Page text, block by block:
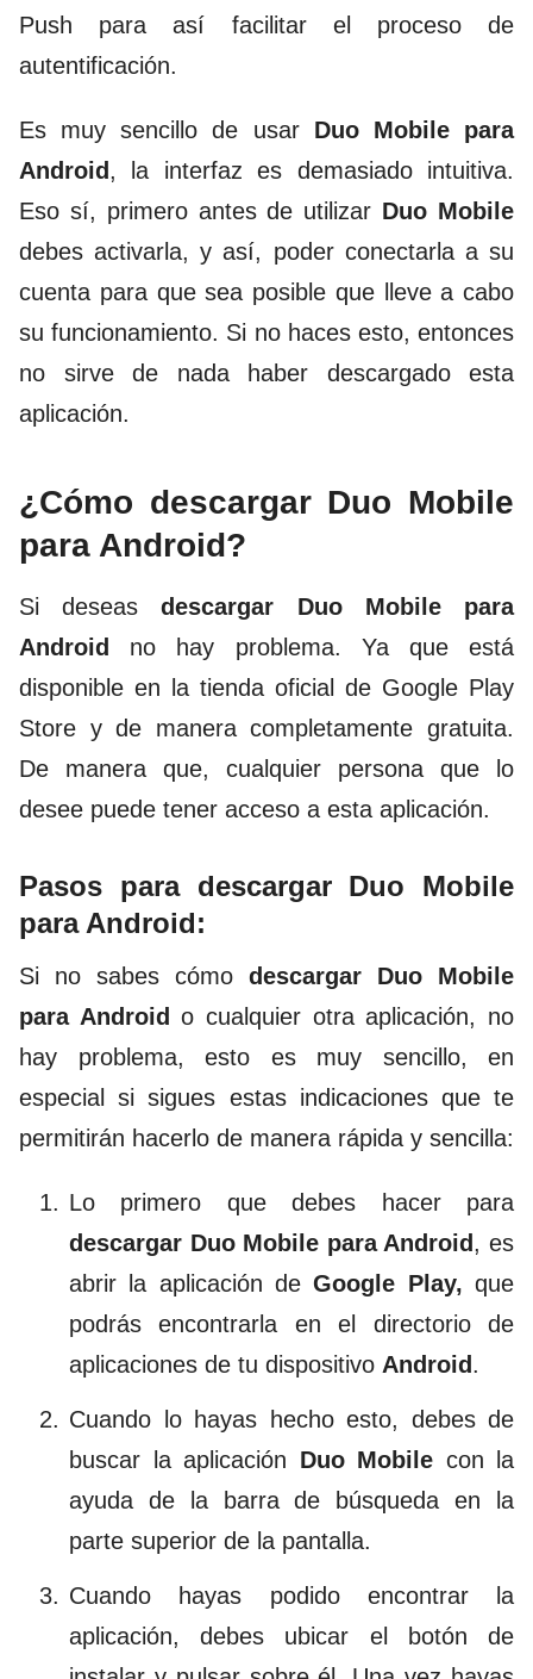
Push para así facilitar el proceso de
autentificación.
Es muy sencillo de usar Duo Mobile para
Android , la interfaz es demasiado intuitiva.
Eso sí, primero antes de utilizar Duo Mobile
debes activarla, y así, poder conectarla a su
cuenta para que sea posible que lleve a cabo
su funcionamiento. Si no haces esto, entonces
no sirve de nada haber descargado esta
aplicación.
¿Cómo descargar Duo Mobile
para Android?
Si deseasdescargar Duo Mobile para
Android
no hay problema. Ya que está
disponible en la tienda oficial de Google Play
Store y de manera completamente gratuita.
De manera que, cualquier persona que lo
desee puede tener acceso a esta aplicación.
Pasos para descargar Duo Mobile
para Android:
Si no sabes cómo descargar Duo Mobile
para Android o cualquier otra aplicación, no
hay problema, esto es muy sencillo, en
especial si sigues estas indicaciones que te
permitirán hacerlo de manera rápida y sencilla:
Lo primero que debes hacer para
descargar Duo Mobile para Android , es
abrir la aplicación deGoogle Play,que
podrás encontrarla en el directorio de
aplicaciones de tu dispositivo Android .
Cuando lo hayas hecho esto, debes de
buscar la aplicación Duo Mobile con la
ayuda de la barra de búsqueda en la
parte superior de la pantalla.
Cuando hayas podido encontrar la
aplicación, debes ubicar el botón de